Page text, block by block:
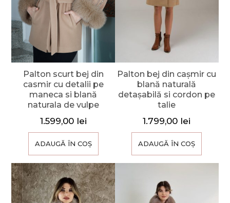
Palton scurt bej din
casmir cu detalii pe
maneca si blană
naturala de vulpe
1.599,00 lei
ADAUGĂ ÎN COȘ
Palton bej din cașmir cu
blană naturală
detașabilă si cordon pe
talie
1.799,00 lei
ADAUGĂ ÎN COȘ